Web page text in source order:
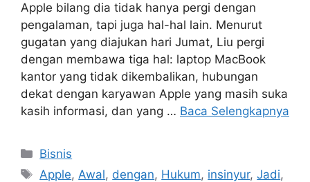
Apple bilang dia tidak hanya pergi dengan
pengalaman, tapi juga hal-hal lain. Menurut
gugatan yang diajukan hari Jumat, Liu pergi
dengan membawa tiga hal: laptop MacBook
kantor yang tidak dikembalikan, hubungan
dekat dengan karyawan Apple yang masih suka
kasih informasi, dan yang … Baca Selengkapnya
Kategori
Bisnis
Tag
Apple,Awal, dengan, Hukum, insinyur,Jadi,